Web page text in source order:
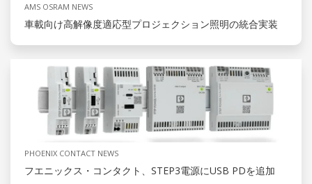
AMS OSRAM NEWS
車載向け高解像度適応型プロジェクション照明の統合実装
PHOENIX CONTACT NEWS
フエニックス・コンタクト、STEP3電源にUSB PDを追加